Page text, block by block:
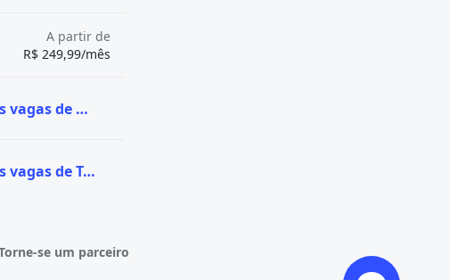
A partir de
R$ 249,99/mês
Ver todas as vagas de Graduação na Fundação Centro de Análise, Pesquisa e Inovação Tecnológica
Ver todas as vagas de Técnico na Fundação Centro de Análise, Pesquisa e Inovação Tecnológica
se um parceiro